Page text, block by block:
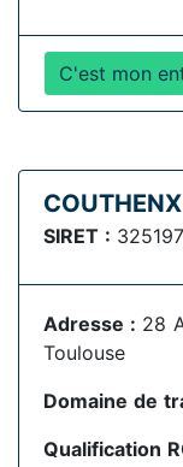
C'est mon
SIRET :
Adresse : 28
Toulouse
Domaine de
Qualification